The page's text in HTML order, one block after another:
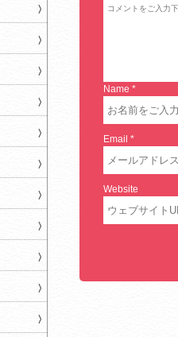
Name *
Email *
Website